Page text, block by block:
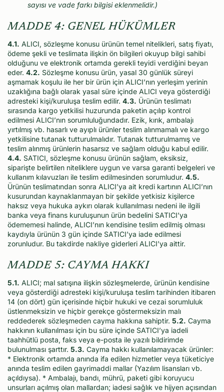
sayısı ve vade farkı bilgisi eklenmelidir.)
MADDE 4: GENEL HÜKÜMLER
4.1. ALICI, sözleşme konusu ürünün temel nitelikleri, satış fiyatı,
ödeme şekli ve teslimata ilişkin ön bilgileri okuyup bilgi sahibi
olduğunu ve elektronik ortamda gerekli teyidi verdiğini beyan
eder. 4.2. Sözleşme konusu ürün, yasal 30 günlük süreyi
aşmamak koşulu ile her bir ürün için ALICI’nın yerleşim yerinin
uzaklığına bağlı olarak yasal süre içinde ALICI veya gösterdiği
adresteki kişi/kuruluşa teslim edilir. 4.3. Ürünün teslimatı
sırasında kargo yetkilisi huzurunda paketin açılıp kontrol
edilmesi ALICI’nın sorumluluğundadır. Ezik, kırık, ambalajı
yırtılmış vb. hasarlı ve ayıplı ürünler teslim alınmamalı ve kargo
yetkilisine tutanak tutturulmalıdır. Tutanak tutturulmamış ve
teslim alınmış ürünlerin hasarsız ve sağlam olduğu kabul edilir.
4.4. SATICI, sözleşme konusu ürünün sağlam, eksiksiz,
siparişte belirtilen niteliklere uygun ve varsa garanti belgeleri ve
kullanım kılavuzları ile teslim edilmesinden sorumludur. 4.5.
Ürünün teslimatından sonra ALICI’ya ait kredi kartının ALICI’nın
kusurundan kaynaklanmayan bir şekilde yetkisiz kişilerce
haksız veya hukuka aykırı olarak kullanılması nedeni ile ilgili
banka veya finans kuruluşunun ürün bedelini SATICI’ya
ödememesi halinde, ALICI’nın kendisine teslim edilmiş olması
kaydıyla ürünün 3 gün içinde SATICI’ya iade edilmesi
zorunludur. Bu takdirde nakliye giderleri ALICI’ya aittir.
MADDE 5: CAYMA HAKKI
5.1. ALICI; mal satışına ilişkin sözleşmelerde, ürünün kendisine
veya gösterdiği adresteki kişi/kuruluşa teslim tarihinden itibaren
14 (on dört) gün içerisinde hiçbir hukuki ve cezai sorumluluk
üstlenmeksizin ve hiçbir gerekçe göstermeksizin malı
reddederek sözleşmeden cayma hakkına sahiptir. 5.2. Cayma
hakkının kullanılması için bu süre içinde SATICI’ya iadeli
taahhütlü posta, faks veya e-posta ile yazılı bildirimde
bulunulması şarttır. 5.3. Cayma hakkı kullanılamayacak ürünler:
* Elektronik ortamda anında ifa edilen hizmetler veya tüketiciye
anında teslim edilen gayrimaddi mallar (Yazılım lisansları vb.
açıldıysa). * Ambalajı, bandı, mührü, paketi gibi koruyucu
unsurları açılmış olan mallardan; iadesi sağlık ve hijyen açısından